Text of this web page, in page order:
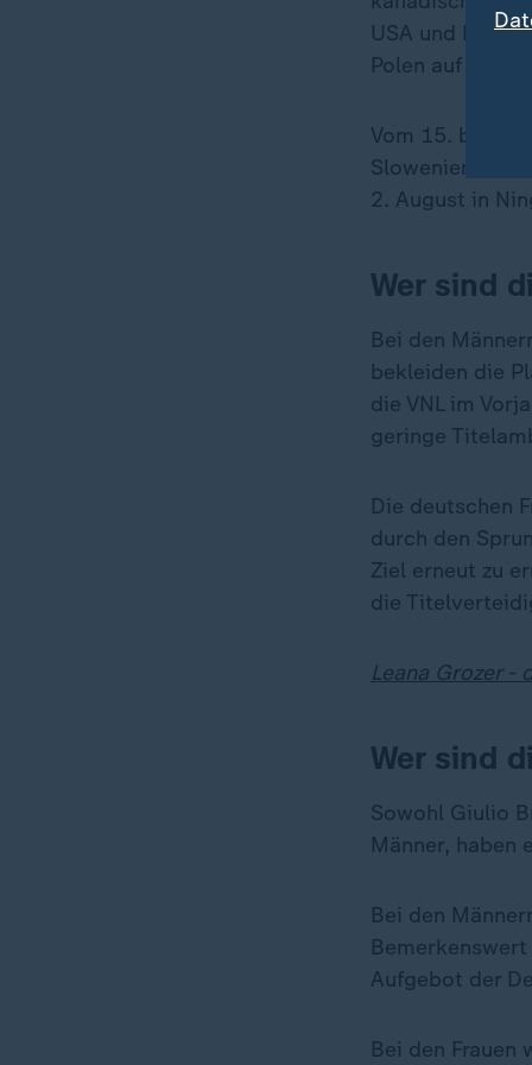
USA und
Polen auf und
Vom 15. bis
Slowenien,
2. August in
Wer sind
Bei den
bekleiden die
die VNL im
geringe
Die deutschen
durch den
Ziel erneut zu
die
Leana Grozer -
Wer sind
Sowohl Giulio
Männer, haben
Bei den
Aufgebot der
Bei den